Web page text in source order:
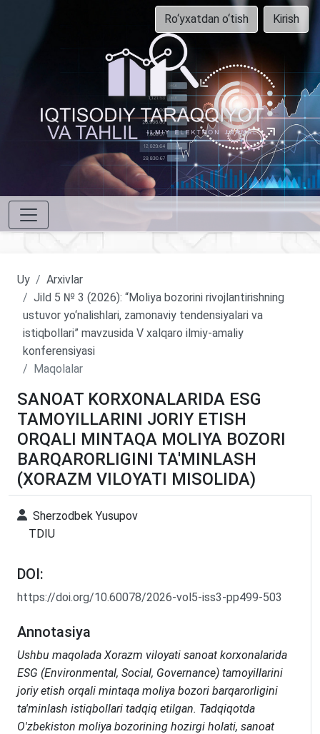
Ro‘yxatdan o‘tish Kirish
Uy
Arxivlar
Jild 5 № 3 (2026): “Moliya bozorini rivojlantirishning
ustuvor yo‘nalishlari, zamonaviy tendensiyalari va
istiqbollari” mavzusida V xalqaro ilmiy-amaliy
konferensiyasi
Maqolalar
SANOAT KORXONALARIDA ESG
TAMOYILLARINI JORIY ETISH
ORQALI MINTAQA MOLIYA BOZORI
BARQARORLIGINI TA'MINLASH
(XORAZM VILOYATI MISOLIDA)
Sherzodbek Yusupov
TDIU
DOI:
https://doi.org/10.60078/2026-vol5-iss3-pp499-503
Annotasiya
Ushbu maqolada Xorazm viloyati sanoat korxonalarida
ESG (Environmental, Social, Governance) tamoyillarini
joriy etish orqali mintaqa moliya bozori barqarorligini
ta'minlash istiqbollari tadqiq etilgan. Tadqiqotda
O'zbekiston moliya bozorining hozirgi holati, sanoat